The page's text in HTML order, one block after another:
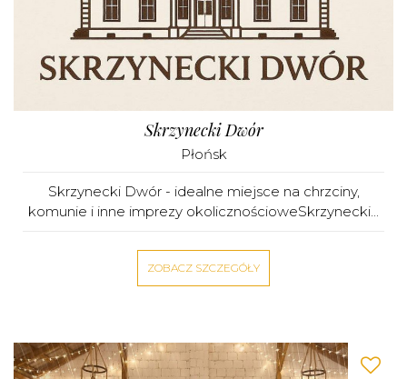
Skrzynecki Dwór
Płońsk
Skrzynecki Dwór - idealne miejsce na chrzciny,
komunie i inne imprezy okolicznościoweSkrzynecki...
ZOBACZ SZCZEGÓŁY